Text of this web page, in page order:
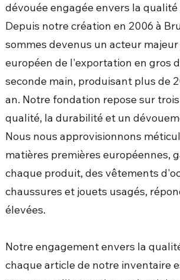
dévouée engagée envers la
Depuis notre création en 2006 à
sommes devenus un acteur
européen de l'exportation en gros
seconde main, produisant plus de
an. Notre fondation repose sur
qualité, la durabilité et un
Nous nous approvisionnons
matières premières européennes,
chaque produit, des vêtements
chaussures et jouets usagés,
élevées.
Notre engagement envers la
chaque article de notre inventaire